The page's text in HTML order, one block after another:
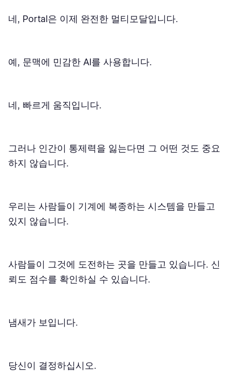
네, Portal은 이제 완전한 멀티모달입니다.
예, 문맥에 민감한 AI를 사용합니다.
네, 빠르게 움직입니다.
그러나 인간이 통제력을 잃는다면 그 어떤 것도 중요
하지 않습니다.
우리는 사람들이 기계에 복종하는 시스템을 만들고
있지 않습니다.
사람들이 그것에 도전하는 곳을 만들고 있습니다. 신
뢰도 점수를 확인하실 수 있습니다.
냄새가 보입니다.
당신이 결정하십시오.